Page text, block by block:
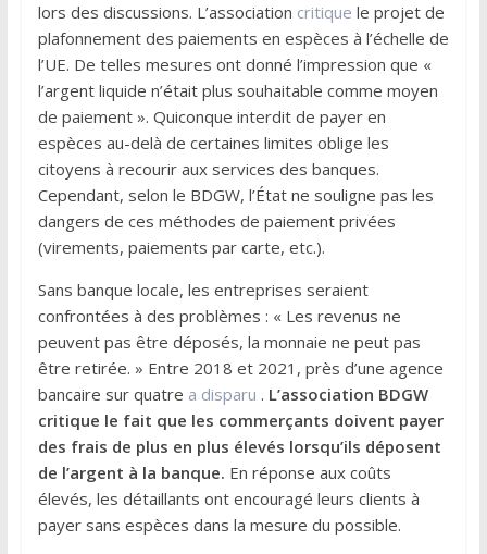
lors des discussions. L’association critique le projet de
plafonnement des paiements en espèces à l’échelle de
l’UE. De telles mesures ont donné l’impression que «
l’argent liquide n’était plus souhaitable comme moyen
de paiement ». Quiconque interdit de payer en
espèces au-delà de certaines limites oblige les
citoyens à recourir aux services des banques.
Cependant, selon le BDGW, l’État ne souligne pas les
dangers de ces méthodes de paiement privées
(virements, paiements par carte, etc.).
Sans banque locale, les entreprises seraient
confrontées à des problèmes : « Les revenus ne
peuvent pas être déposés, la monnaie ne peut pas
être retirée. » Entre 2018 et 2021, près d’une agence
bancaire sur quatre a disparu . L’association BDGW
critique le fait que les commerçants doivent payer
des frais de plus en plus élevés lorsqu’ils déposent
de l’argent à la banque. En réponse aux coûts
élevés, les détaillants ont encouragé leurs clients à
payer sans espèces dans la mesure du possible.